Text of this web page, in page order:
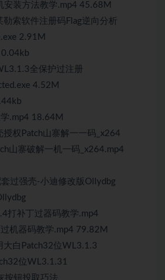
安装方法教学.mp4 45.68M
索软件注册码Flag逆向分析
2.91M
0.04kb
全保护过注册
4.52M
.mp4 18.64M
权Patch山寨解一一码_x264
山寨破解一机一码_x264.mp4
过强壳-小迪修改版Ollydbg
打补丁过器码教学.mp4
机器码教学.mp4 79.82M
大白Patch32位WL3.1.3
位WL3.1.31
按钮投取巧法